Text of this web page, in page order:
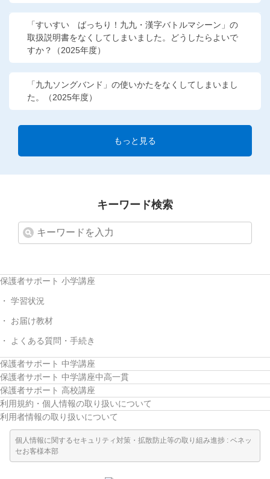
「すいすい ばっちり！九九・漢字バトルマシーン」の
取扱説明書をなくしてしまいました。どうしたらよいで
すか？（2025年度）
「九九ソングバンド」の使いかたをなくしてしまいまし
た。（2025年度）
もっと見る
キーワード検索
保護者サポート 小学講座
学習状況
お届け教材
よくある質問・手続き
保護者サポート 中学講座
保護者サポート 中学講座中高一貫
保護者サポート 高校講座
利用規約・個人情報の取り扱いについて
利用者情報の取り扱いについて
個人情報に関するセキュリティ対策・拡散防止等の取り組み進捗 : ベネッ
セお客様本部